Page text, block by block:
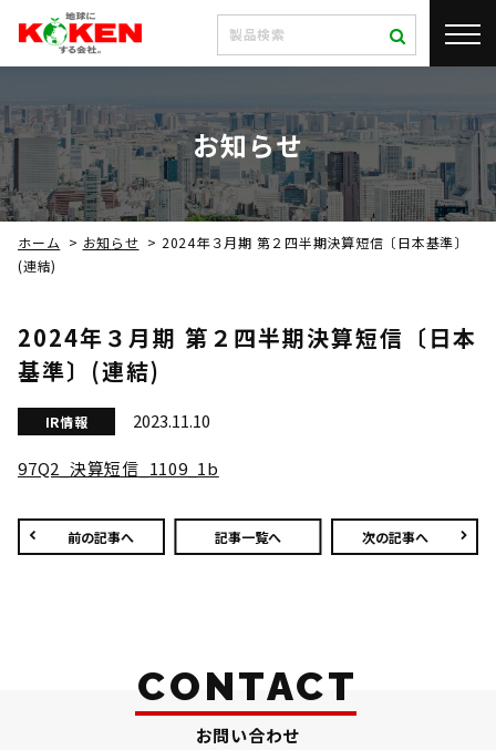
お知らせ
ホーム > お知らせ > 2024年３月期 第２四半期決算短信〔日本基準〕
(連結)
2024年３月期 第２四半期決算短信〔日本
基準〕(連結)
IR情報 2023.11.10
97Q2_決算短信_1109_1b
前の記事へ 記事一覧へ 次の記事へ
CONTACT
お問い合わせ